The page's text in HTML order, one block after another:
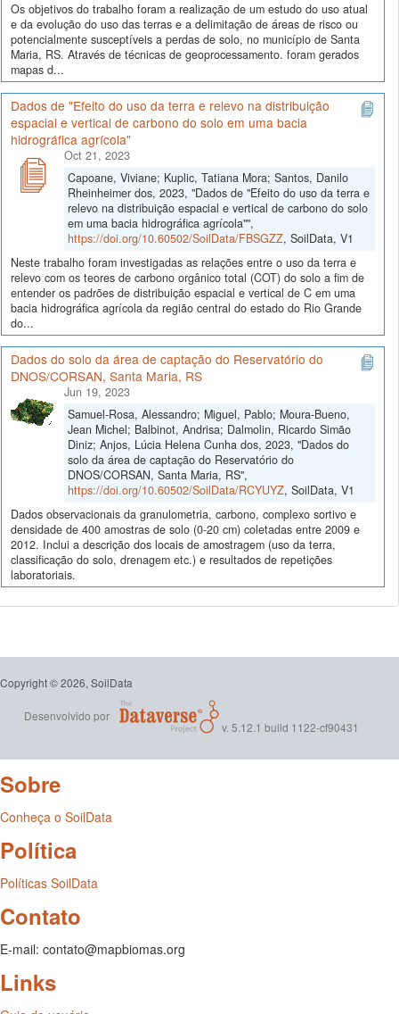
Os objetivos do trabalho foram a realização de um estudo do uso atual
e da evolução do uso das terras e a delimitação de áreas de risco ou
potencialmente susceptíveis a perdas de solo, no município de Santa
Maria, RS. Através de técnicas de geoprocessamento. foram gerados
mapas d...
Dados de "Efeito do uso da terra e relevo na distribuição
espacial e vertical de carbono do solo em uma bacia
hidrográfica agrícola"
Oct 21, 2023
Capoane, Viviane; Kuplic, Tatiana Mora; Santos, Danilo
Rheinheimer dos, 2023, "Dados de "Efeito do uso da terra e
relevo na distribuição espacial e vertical de carbono do solo
em uma bacia hidrográfica agrícola"",
https://doi.org/10.60502/SoilData/FBSGZZ, SoilData, V1
Neste trabalho foram investigadas as relações entre o uso da terra e
relevo com os teores de carbono orgânico total (COT) do solo a fim de
entender os padrões de distribuição espacial e vertical de C em uma
bacia hidrográfica agrícola da região central do estado do Rio Grande
do...
Dados do solo da área de captação do Reservatório do
DNOS/CORSAN, Santa Maria, RS
Jun 19, 2023
Samuel-Rosa, Alessandro; Miguel, Pablo; Moura-Bueno,
Jean Michel; Balbinot, Andrisa; Dalmolin, Ricardo Simão
Diniz; Anjos, Lúcia Helena Cunha dos, 2023, "Dados do
solo da área de captação do Reservatório do
DNOS/CORSAN, Santa Maria, RS",
https://doi.org/10.60502/SoilData/RCYUYZ, SoilData, V1
Dados observacionais da granulometria, carbono, complexo sortivo e
densidade de 400 amostras de solo (0-20 cm) coletadas entre 2009 e
2012. Inclui a descrição dos locais de amostragem (uso da terra,
classificação do solo, drenagem etc.) e resultados de repetições
laboratoriais.
Copyright © 2026, SoilData
Desenvolvido por
v. 5.12.1 build 1122-cf90431
Sobre
Conheça o SoilData
Política
Políticas SoilData
Contato
E-mail: contato@mapbiomas.org
Links